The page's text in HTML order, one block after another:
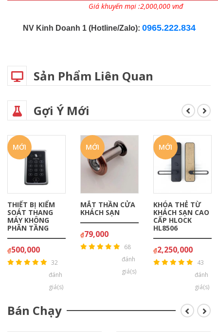
Giá khuyến mại :2,000,000 vnđ
NV Kinh Doanh 1 (Hotline/Zalo): 0965.222.834
Sản Phẩm Liên Quan
Gợi Ý Mới
32
MẮT THẦN CỬA
KHÁCH SẠN
79,000
68
MỚI
KHÓA THẺ TỪ
KHÁCH SẠN CAO
CẤP HLOCK
₫ 2,250,000
43
MỚI
KHÓA
KHÁCH
CẤP
₫
Bán Chạy